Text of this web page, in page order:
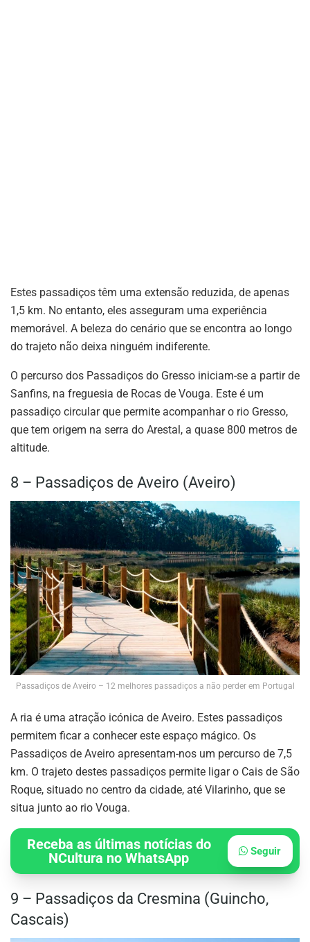
Estes passadiços têm uma extensão reduzida, de apenas
1,5 km. No entanto, eles asseguram uma experiência
memorável. A beleza do cenário que se encontra ao longo
do trajeto não deixa ninguém indiferente.
O percurso dos Passadiços do Gresso iniciam-se a partir de
Sanfins, na freguesia de Rocas de Vouga. Este é um
passadiço circular que permite acompanhar o rio Gresso,
que tem origem na serra do Arestal, a quase 800 metros de
altitude.
8 – Passadiços de Aveiro (Aveiro)
Passadiços de Aveiro – 12 melhores passadiços a não perder em Portugal
A ria é uma atração icónica de Aveiro. Estes passadiços
permitem ficar a conhecer este espaço mágico. Os
Passadiços de Aveiro apresentam-nos um percurso de 7,5
km. O trajeto destes passadiços permite ligar o Cais de São
Roque, situado no centro da cidade, até Vilarinho, que se
situa junto ao rio Vouga.
Receba as últimas notícias do
NCultura no WhatsApp
Seguir
9 – Passadiços da Cresmina (Guincho,
Cascais)